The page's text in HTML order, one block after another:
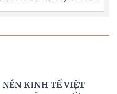
NỀN KINH TẾ VIỆT